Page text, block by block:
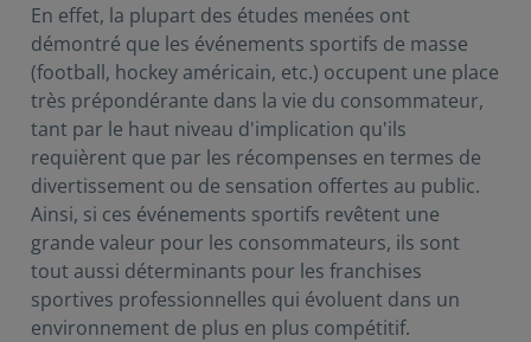
En effet, la plupart des études menées ont
démontré que les événements sportifs de masse
(football, hockey américain, etc.) occupent une place
très prépondérante dans la vie du consommateur,
tant par le haut niveau d'implication qu'ils
requièrent que par les récompenses en termes de
divertissement ou de sensation offertes au public.
Ainsi, si ces événements sportifs revêtent une
grande valeur pour les consommateurs, ils sont
tout aussi déterminants pour les franchises
sportives professionnelles qui évoluent dans un
environnement de plus en plus compétitif.